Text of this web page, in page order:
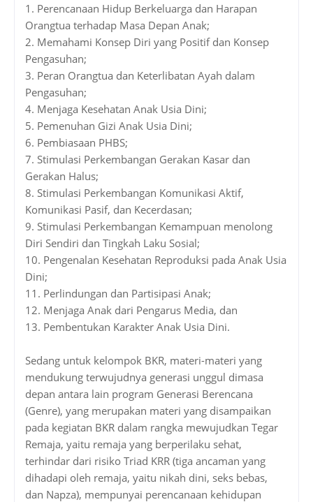
1. Perencanaan Hidup Berkeluarga dan Harapan
Orangtua terhadap Masa Depan Anak;
2. Memahami Konsep Diri yang Positif dan Konsep
Pengasuhan;
3. Peran Orangtua dan Keterlibatan Ayah dalam
Pengasuhan;
4. Menjaga Kesehatan Anak Usia Dini;
5. Pemenuhan Gizi Anak Usia Dini;
6. Pembiasaan PHBS;
7. Stimulasi Perkembangan Gerakan Kasar dan
Gerakan Halus;
8. Stimulasi Perkembangan Komunikasi Aktif,
Komunikasi Pasif, dan Kecerdasan;
9. Stimulasi Perkembangan Kemampuan menolong
Diri Sendiri dan Tingkah Laku Sosial;
10. Pengenalan Kesehatan Reproduksi pada Anak Usia
Dini;
11. Perlindungan dan Partisipasi Anak;
12. Menjaga Anak dari Pengarus Media, dan
13. Pembentukan Karakter Anak Usia Dini.
Sedang untuk kelompok BKR, materi-materi yang
mendukung terwujudnya generasi unggul dimasa
depan antara lain program Generasi Berencana
(Genre), yang merupakan materi yang disampaikan
pada kegiatan BKR dalam rangka mewujudkan Tegar
Remaja, yaitu remaja yang berperilaku sehat,
terhindar dari risiko Triad KRR (tiga ancaman yang
dihadapi oleh remaja, yaitu nikah dini, seks bebas,
dan Napza), mempunyai perencanaan kehidupan